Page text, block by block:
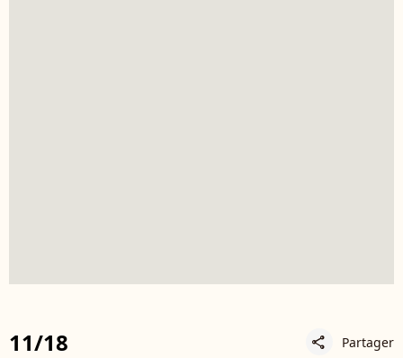
11/18 share Partager